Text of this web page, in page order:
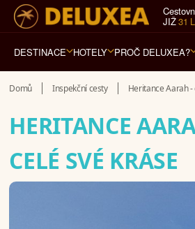
JIŽ31
DESTINACE HOTELY PROČ DELUXEA?
Domů Inspekční cesty Heritance Aarah
HERITANCE
CELÉ SVÉ KRÁSE